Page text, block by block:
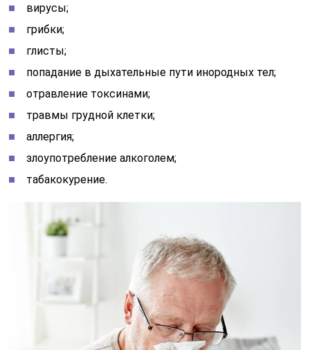
вирусы;
грибки;
глисты;
попадание в дыхательные пути инородных тел;
отравление токсинами;
травмы грудной клетки;
аллергия;
злоупотребление алкоголем;
табакокурение.